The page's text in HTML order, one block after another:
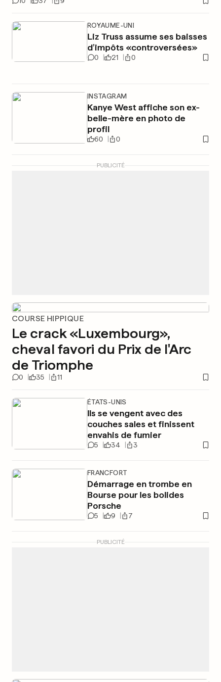
ROYAUME-UNI
Liz Truss assume ses baisses
d’impôts «controversées»
0 21 0
INSTAGRAM
Kanye West affiche son ex-
belle-mère en photo de
profil
60 0
PUBLICITÉ
COURSE HIPPIQUE
Le crack «Luxembourg»,
cheval favori du Prix de l'Arc
de Triomphe
0 35 11
ÉTATS-UNIS
Ils se vengent avec des
couches sales et finissent
envahis de fumier
5 34 3
FRANCFORT
Démarrage en trombe en
Bourse pour les bolides
Porsche
5 9 7
PUBLICITÉ